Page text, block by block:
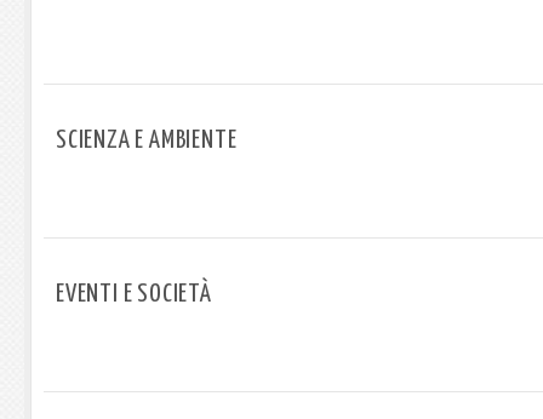
SCIENZA E AMBIENTE
EVENTI E SOCIETÀ